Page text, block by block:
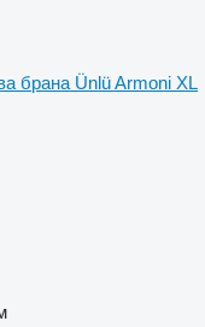
брана Ünlü Armoni XL